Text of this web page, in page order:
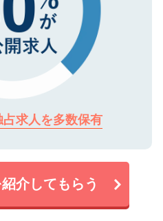
求人を多数保有
介してもらう